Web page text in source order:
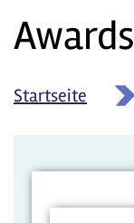
Awards
Startseite »